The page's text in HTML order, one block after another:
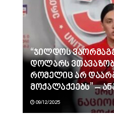
“ჯილდოს
დოლარს
რომელიც არ
მოქალაქეებს” –
09/12/2025